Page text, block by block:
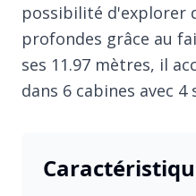
possibilité d'explorer
profondes grâce au
ses 11.97 mètres, il
dans 6 cabines avec